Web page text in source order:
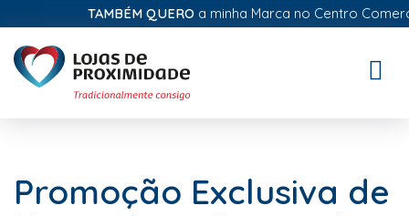
TAMBÉM QUEROa minha Marca no Centro
Promoção Exclusiva de